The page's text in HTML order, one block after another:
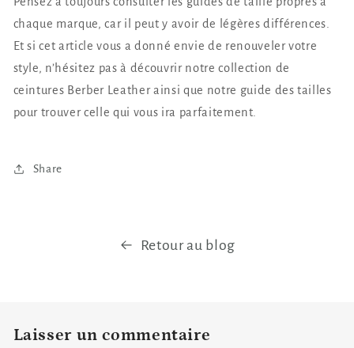
chaque marque, car il peut y avoir de légères différences.
Et si cet article vous a donné envie de renouveler votre
style, n’hésitez pas à découvrir notre collection de
ceintures Berber Leather ainsi que notre guide des tailles
pour trouver celle qui vous ira parfaitement.
Share
Retour au blog
Laisser un commentaire